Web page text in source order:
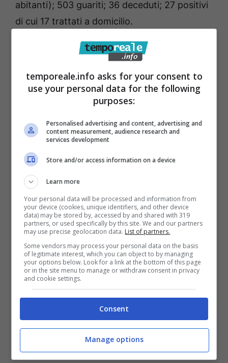
abitanti); 503 guariti; 36 deceduti; 27 positivi
di cui 17 trattati a domicilio.
La Asl di Latina torna a raccomandare ai
rigorosamente le disposizioni vigenti sulla
mobilità delle persone nonché tutte le
distanze, del lavaggio delle mani e del divieto
di assembramento. Si ricorda che, allo stato,
l’unico modo per evitare la diffusione del
contagio consiste nel ridurre all’essenziale i
contatti sociali per tutta la durata
dell’emergenza.
temporeale.info asks for your consent to
use your personal data for the following
purposes:
Personalised advertising and content, advertising and
content measurement, audience research and
services development
Store and/or access information on a device
Learn more
Your personal data will be processed and information from
your device (cookies, unique identifiers, and other device
data) may be stored by, accessed by and shared with 319
partners, or used specifically by this site. We and our partners
may use precise geolocation data. List of partners.
Some vendors may process your personal data on the basis
of legitimate interest, which you can object to by managing
your options below. Look for a link at the bottom of this page
or in the site menu to manage or withdraw consent in privacy
and cookie settings.
Consent
Manage options